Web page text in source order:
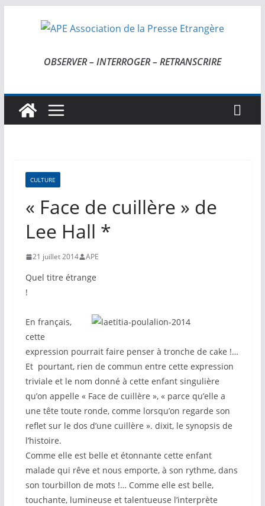
OBSERVER – INTERROGER – RETRANSCRIRE
CULTURE
« Face de cuillère » de
Lee Hall *
21 juillet 2014 APE
Quel titre étrange
!
En français,
cette
expression pourrait faire penser à tronche de cake !…
Et pourtant, rien de commun entre cette expression
triviale et le nom donné à cette enfant singulière
qu’on appelle « Face de cuillère », « parce qu’elle a
une tête toute ronde, comme lorsqu’on regarde son
reflet sur le dos d’une cuillère ». dixit, le synopsis de
l’histoire.
Comme elle est belle et étonnante cette enfant
malade qui rêve et nous emporte, à son rythme, dans
son tourbillon de mots !… Comme elle est belle,
touchante, lumineuse et talentueuse l’interprète